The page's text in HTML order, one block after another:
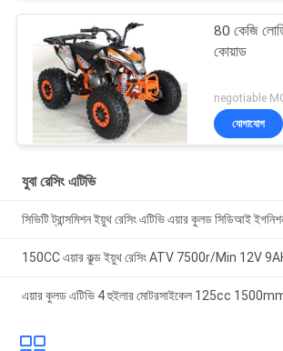
80 কেজি
কোয়াড
negotiable
যোগাযোগ
যুবা রেসিং এটিভি
সিভিটি ট্রান্সমিশন ইয়ুথ রেসিং এটিভি এয়ার কুলড সিডিআই
150CC এয়ার কুল্ড ইয়ুথ রেসিং ATV 7500r/Min 12V 9AH
এয়ার কুলড এটিভি 4 হুইলার মোটরসাইকেল 125cc 1500mm